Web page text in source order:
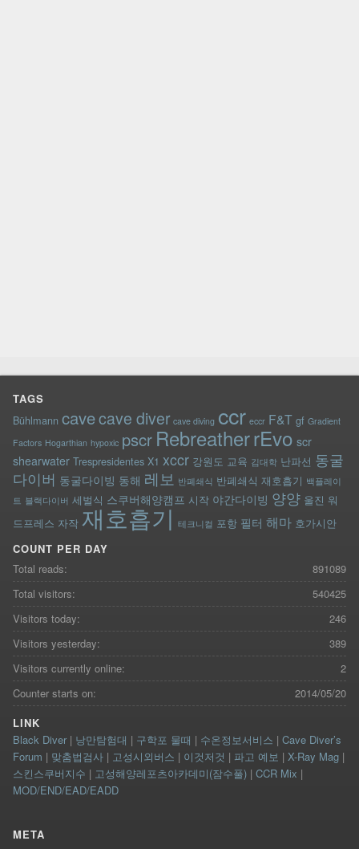
TAGS
Bühlmann cavecave diver cave diving ccr eccr F&T gf Gradient
Factors Hogarthian hypoxic pscr RebreatherrEvo scr
shearwater Trespresidentes X1 xccr 강원도 교육 김대학 난파선 동굴
다이버 동굴다이빙 동해 레보 반폐쇄식 반폐쇄식 재호흡기 백플레이
트 블랙다이버 세벌식 스쿠버해양캠프 시작 야간다이빙 양양 울진 워
드프레스 자작 재호흡기 테크니컬 포항 필터 해마 호가시안
COUNT PER DAY
891089
Total reads:
540425
Total visitors:
246
Visitors today:
389
Visitors yesterday:
2
Visitors currently online:
2014/05/20
Counter starts on:
LINK
Black Diver| 낭만탐험대 | 구학포 물때 | 수온정보서비스 | Cave Diver’s
Forum | 맞춤법검사| 고성시외버스 | 이것저것 | 파고 예보 | X-Ray Mag|
스킨스쿠버지수 | 고성해양레포츠아카데미(잠수풀)| CCR Mix |
MOD/END/EAD/EADD
META